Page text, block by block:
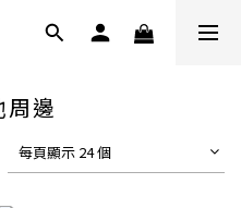
邊
每頁顯示 24 個